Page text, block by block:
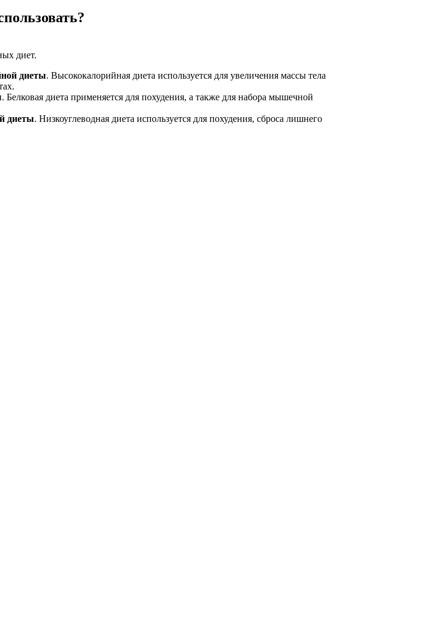
диет.
диеты. Высококалорийная диета используется для увеличения массы тела
. Белковая диета применяется для похудения, а также для набора мышечной
диеты. Низкоуглеводная диета используется для похудения, сброса лишнего